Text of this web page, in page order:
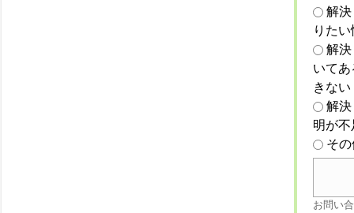
解
りた
解
いて
きない
解
明が
そ
お問い